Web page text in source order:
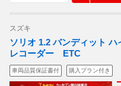
スズキ
ソリオ 1.2 バンディット
レコーダー ETC
車両品質保証書付 購入プラン付き